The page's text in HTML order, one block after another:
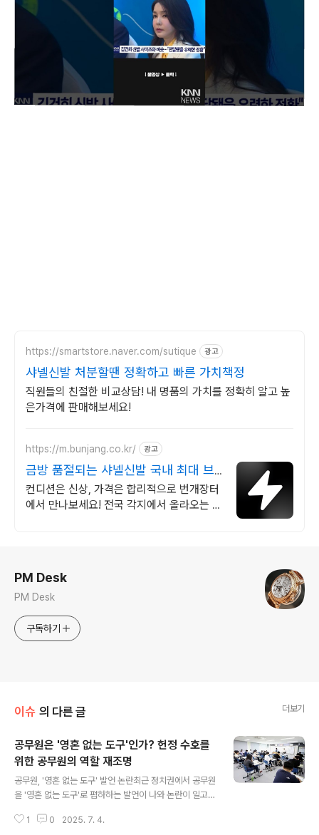
https://smartstore.naver.com/sutique 광고
샤넬신발 처분할땐 정확하고 빠른 가치책정
직원들의 친절한 비교상담! 내 명품의 가치를 정확히 알고 높
은가격에 판매해보세요!
https://m.bunjang.co.kr/ 광고
금방 품절되는 샤넬신발 국내 최대 브
랜드 중고거래
컨디션은 신상, 가격은 합리적으로 번개장터
에서 만나보세요! 전국 각지에서 올라오는 전
PM Desk
PM Desk
구독하기
이슈 의 다른 글 더보기
공무원은 '영혼 없는 도구'인가? 헌정 수호를
위한 공무원의 역할 재조명
공무원, '영혼 없는 도구' 발언 논란최근 정치권에서 공무원
을 '영혼 없는 도구'로 폄하하는 발언이 나와 논란이 일고
검찰 개혁은 대통령과 국회가 하는 것이고 공무원은 그저
1 0 2025. 7. 4.